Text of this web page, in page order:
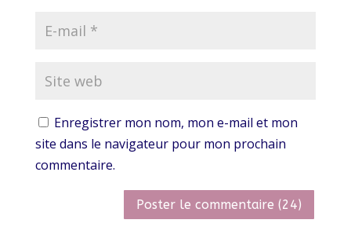
Enregistrer mon nom, mon e-mail et mon
site dans le navigateur pour mon prochain
commentaire.